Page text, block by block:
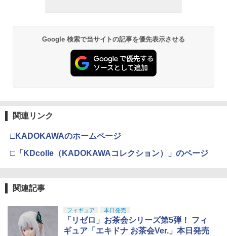
BANDAI SPIRITS(バンダイ スピリッツ)
機動警察パトレイバー EZY RG 1/48 AV-
98Plus (イングラム・プラス) 色分け済
4
マックスファクトリー PLAMATEA MX
ちゃん 組み立て式プラモデル ノンスケ
ール 全高約160mm
BANDAI SPIRITS(バンダイ スピリッツ)
HGAW 機動新世紀ガンダムX ガンダムエ
アマスター 1/144スケール 色分け済みプ
東京マルイ (TOKYO MARUI) ガスブロー
バックマシンガン No.14 20式 5.56mm
小銃 18歳以上 ガスブローバック
￥219,500
4
￥2,666
5
￥3,815
￥2,674
GSIクレオス Mr.トップコート 水性プレ
ミアムトップコートスプレー 光沢 88ml
ホビー用仕上材 B601
型用接着剤 87003
￥184
8ml ホビー用仕上材 B603
￥710
Google 検索で当サイトの記事を優先表示させる
関連リンク
□KADOKAWAのホームページ
□「KDcolle（KADOKAWAコレクション）」のページ
関連記事
フィギュア 本日発売
「リゼロ」お茶会シリーズ第5弾！ フィ
ギュア「エキドナ お茶会Ver.」本日発売